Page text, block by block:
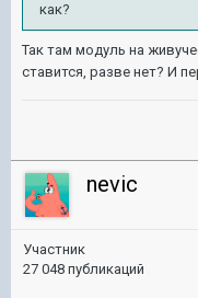
как?
Так там модуль на
ставится, разве нет? И
nevic
Участник
27 048 публикаций